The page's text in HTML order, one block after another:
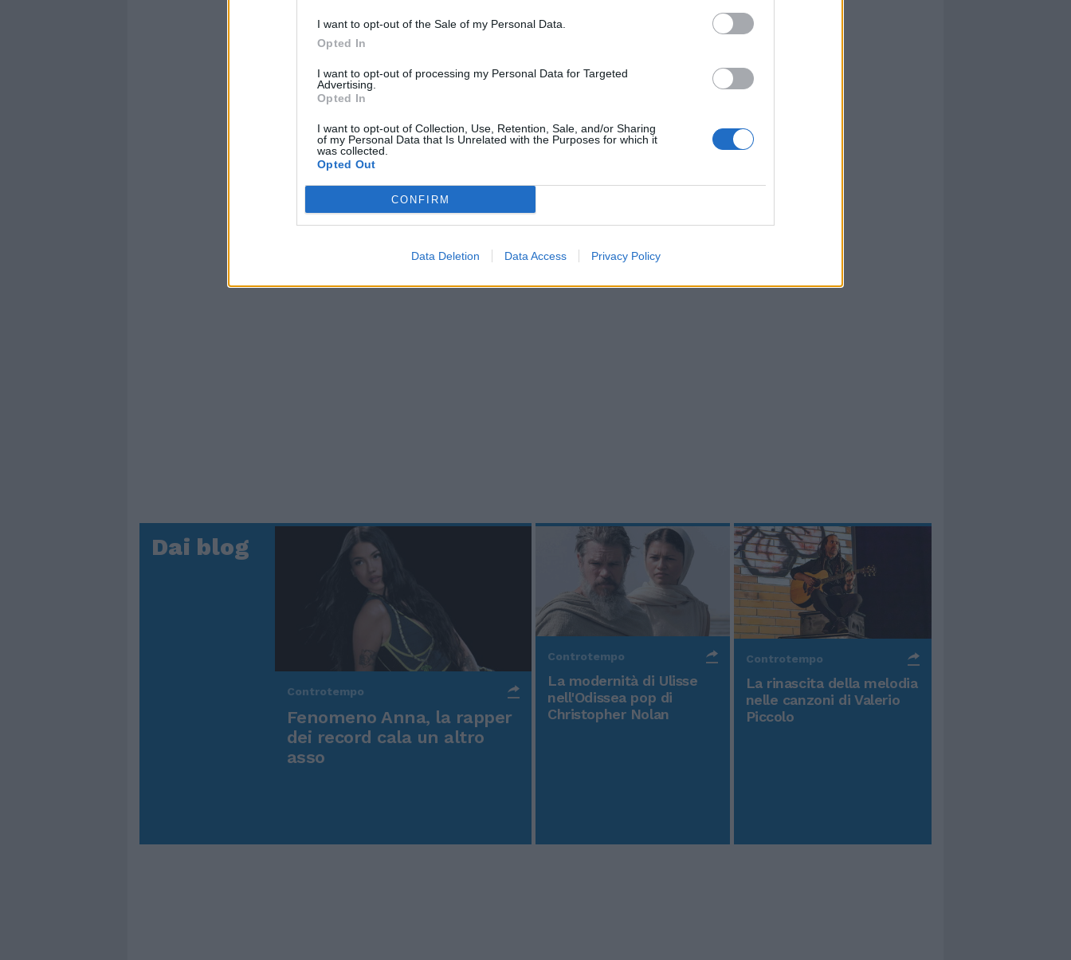
I want to opt-out of the Sale of my Personal Data.
Opted In
I want to opt-out of processing my Personal Data for Targeted
Advertising.
Opted In
I want to opt-out of Collection, Use, Retention, Sale, and/or Sharing
of my Personal Data that Is Unrelated with the Purposes for which it
was collected.
Opted Out
CONFIRM
Data Deletion Data Access Privacy Policy
Dai blog
Controtempo
Fenomeno Anna, la rapper
dei record cala un altro
asso
Controtempo
La modernità di Ulisse
nell'Odissea pop di
Christopher Nolan
Controtempo
La rinascita della melodia
nelle canzoni di Valerio
Piccolo